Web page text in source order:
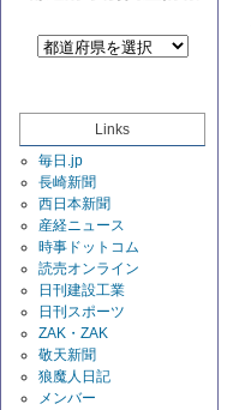
Links
毎日.jp
長崎新聞
西日本新聞
産経ニュース
時事ドットコム
読売オンライン
日刊建設工業
日刊スポーツ
ZAK・ZAK
敬天新聞
狼魔人日記
メンバー